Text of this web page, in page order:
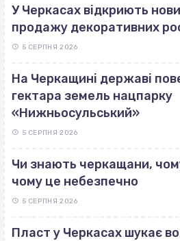
У Черкасах відкриють
продажу декоративних
5 СЕРПНЯ 2026
На Черкащині державі
гектара земель нацпарку
«Нижньосульський»
5 СЕРПНЯ 2026
Чи знають черкащани,
чому це небезпечно
5 СЕРПНЯ 2026
Пласт у Черкасах шукає